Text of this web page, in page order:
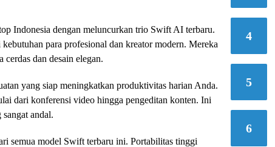
Indonesia dengan meluncurkan trio Swift AI terbaru.
para profesional dan kreator modern. Mereka
dan desain elegan.
yang siap meningkatkan produktivitas harian Anda.
dari konferensi video hingga pengeditan konten. Ini
andal.
semua model Swift terbaru ini. Portabilitas tinggi
4
5
6